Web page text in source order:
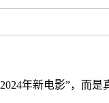
年新电影”，而